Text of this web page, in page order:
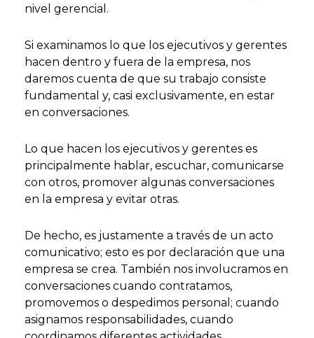
nivel gerencial.
Si examinamos lo que los ejecutivos y gerentes
hacen dentro y fuera de la empresa, nos
daremos cuenta de que su trabajo consiste
fundamental y, casi exclusivamente, en estar
en conversaciones.
Lo que hacen los ejecutivos y gerentes es
principalmente hablar, escuchar, comunicarse
con otros, promover algunas conversaciones
en la empresa y evitar otras.
De hecho, es justamente a través de un acto
comunicativo; esto es por declaración que una
empresa se crea. También nos involucramos en
conversaciones cuando contratamos,
promovemos o despedimos personal; cuando
asignamos responsabilidades, cuando